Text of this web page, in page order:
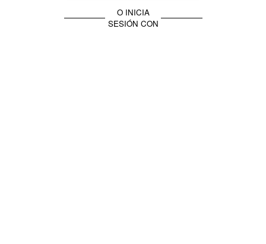
O INICIA
SESIÓN CON